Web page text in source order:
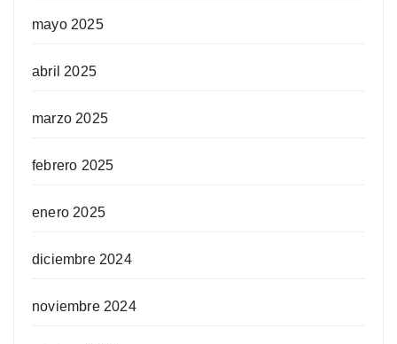
mayo 2025
abril 2025
marzo 2025
febrero 2025
enero 2025
diciembre 2024
noviembre 2024